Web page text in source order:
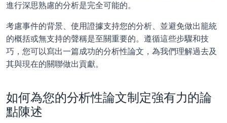
進行深思熟慮的分析是完全可能的。
考慮事件的背景、使用證據支持您的分析、並避免做出籠統
的概括或無支持的聲稱是至關重要的。遵循這些步驟和技
巧，您可以寫出一篇成功的分析性論文，為我們理解過去及
其與現在的關聯做出貢獻。
如何為您的分析性論文制定強有力的論
點陳述